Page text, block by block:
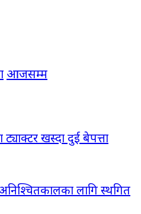
आजसम्म
ट्याक्टर खस्दा दुई बेपत्ता
लागि स्थगित